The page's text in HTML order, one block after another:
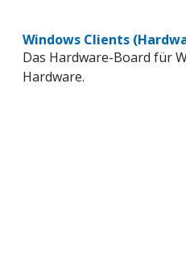
Windows Clients
Das Hardware-Board für
Hardware.